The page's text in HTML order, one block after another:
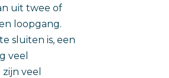
uit twee of
loopgang.
sluiten is, een
veel
veel